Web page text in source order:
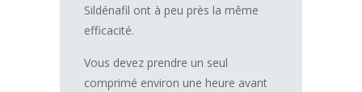
Sildénafil ont à peu près la même
efficacité.
Vous devez prendre un seul
comprimé environ une heure avant